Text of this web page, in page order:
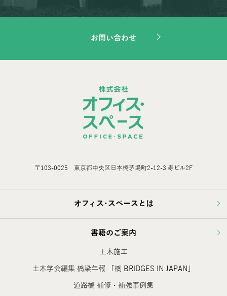
お問い合わせ
〒103-0025 東京都中央区日本橋茅場町2-12-3 寿ビル2F
オフィス･スペースとは
書籍のご案内
土木施工
土木学会編集 橋梁年報 「橋 BRIDGES IN JAPAN」
道路橋 補修・補強事例集